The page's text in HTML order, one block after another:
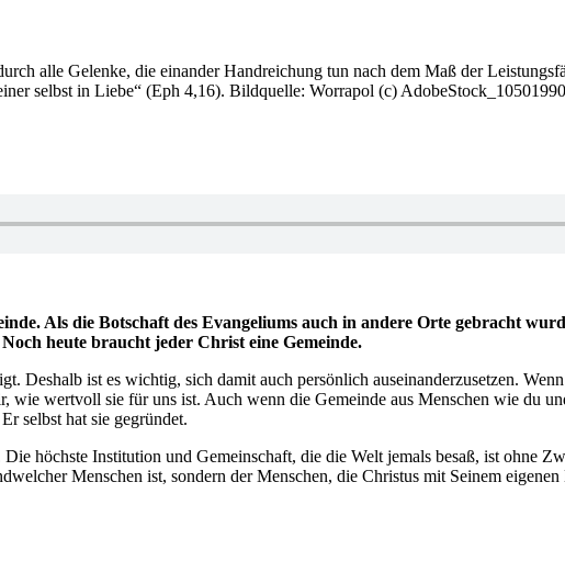
alle Gelenke, die einander Handreichung tun nach dem Maß der
selbst in Liebe“ (Eph 4,16). Bildquelle: Worrapol (c)
Als die Botschaft des Evangeliums auch in andere Orte gebracht
heute braucht jeder Christ eine Gemeinde.
Deshalb ist es wichtig, sich damit auch persönlich auseinanderzusetzen.
wertvoll sie für uns ist. Auch wenn die Gemeinde aus Menschen wie du
selbst hat sie gegründet.
höchste Institution und Gemeinschaft, die die Welt jemals besaß, ist ohne
Menschen ist, sondern der Menschen, die Christus mit Seinem